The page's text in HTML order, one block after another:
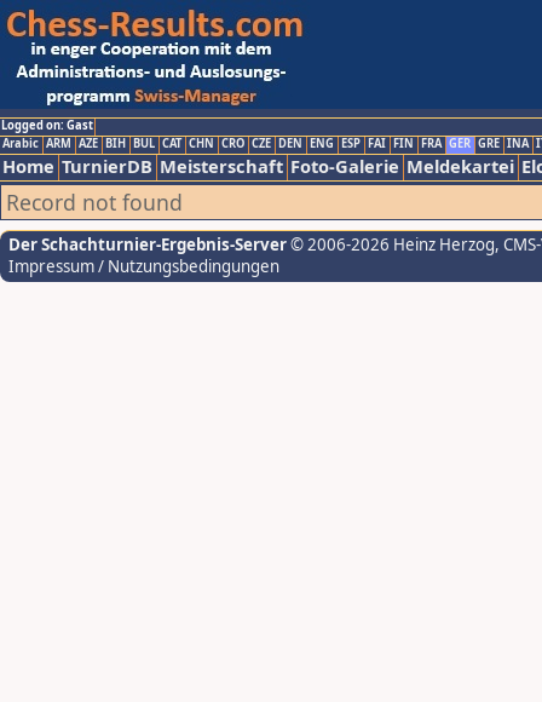
Logged on: Gast
Arabic ARM AZE BIH BUL CAT CHN CRO CZE DEN ENG ESP FAI FIN FRA GER GRE INA
Home TurnierDB Meisterschaft Foto-Galerie Meldekartei
Record not found
Der Schachturnier-Ergebnis-Server© 2006-2026 Heinz Herzog,
Impressum / Nutzungsbedingungen